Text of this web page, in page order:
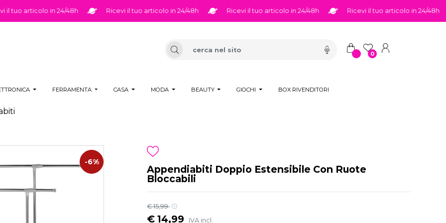
articolo in 24/48h Ricevi il tuo articolo in 24/48h Ricevi il tuo articolo in 24/48h Ricevi il tuo articolo in 24/48h
0
FERRAMENTA CASA MODA BEAUTY GIOCHI BOX RIVENDITORI
-6%
Appendiabiti Doppio Estensibile Con Ruote
Bloccabili
€ 15,99
€ 14,99 IVA incl.